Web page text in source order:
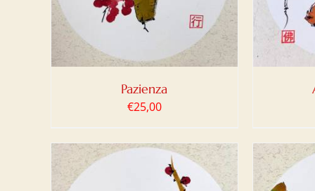
Pazienza
€25,00